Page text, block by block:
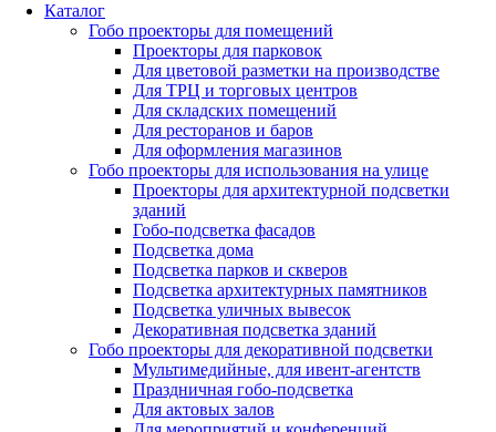
Каталог
Гобо проекторы для помещений
Проекторы для парковок
Для цветовой разметки на производстве
Для ТРЦ и торговых центров
Для складских помещений
Для ресторанов и баров
Для оформления магазинов
Гобо проекторы для использования на улице
Проекторы для архитектурной подсветки
зданий
Гобо-подсветка фасадов
Подсветка дома
Подсветка парков и скверов
Подсветка архитектурных памятников
Подсветка уличных вывесок
Декоративная подсветка зданий
Гобо проекторы для декоративной подсветки
Мультимедийные, для ивент-агентств
Праздничная гобо-подсветка
Для актовых залов